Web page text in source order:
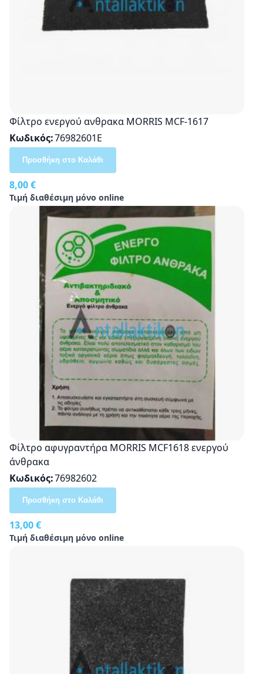
Φίλτρο ενεργού ανθρακα MORRIS MCF-1617
Κωδικός 76982601E
8,00 €
Τιμή διαθέσιμη μόνο online
Προσθήκη στο Καλάθι
Φίλτρο αφυγραντήρα MORRIS MCF1618 ενεργού
άνθρακα
Κωδικός 76982602
13,00 €
Τιμή διαθέσιμη μόνο online
Προσθήκη στο Καλάθι